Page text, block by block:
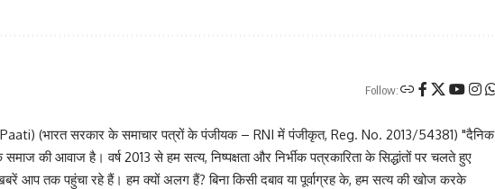
Follow:
(भारत सरकार के समाचार पत्रों के पंजीयक – RNI में पंजीकृत, Reg. No. 2013/54381) "दैनिक
समाज की आवाज है। वर्ष 2013 से हम सत्य, निष्पक्षता और निर्भीक पत्रकारिता के सिद्धांतों पर चलते हुए
आप तक पहुंचा रहे हैं। हम क्यों अलग हैं? बिना किसी दबाव या पूर्वाग्रह के, हम सत्य की खोज करके